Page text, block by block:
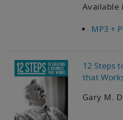
Available
MP3 +
12 Steps
that
Gary M.